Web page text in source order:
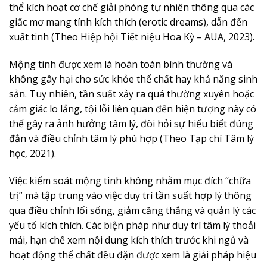
thể kích hoạt cơ chế giải phóng tự nhiên thông qua các
giấc mơ mang tính kích thích (erotic dreams), dẫn đến
xuất tinh (Theo Hiệp hội Tiết niệu Hoa Kỳ – AUA, 2023).
Mộng tinh được xem là hoàn toàn bình thường và
không gây hại cho sức khỏe thể chất hay khả năng sinh
sản. Tuy nhiên, tần suất xảy ra quá thường xuyên hoặc
cảm giác lo lắng, tội lỗi liên quan đến hiện tượng này có
thể gây ra ảnh hưởng tâm lý, đòi hỏi sự hiểu biết đúng
đắn và điều chỉnh tâm lý phù hợp (Theo Tạp chí Tâm lý
học, 2021).
Việc kiểm soát mộng tinh không nhằm mục đích “chữa
trị” mà tập trung vào việc duy trì tần suất hợp lý thông
qua điều chỉnh lối sống, giảm căng thẳng và quản lý các
yếu tố kích thích. Các biện pháp như duy trì tâm lý thoải
mái, hạn chế xem nội dung kích thích trước khi ngủ và
hoạt động thể chất đều đặn được xem là giải pháp hiệu